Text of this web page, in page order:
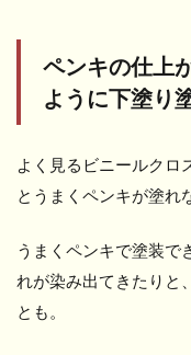
ペンキの仕上
ように下塗り
よく見るビニールクロ
とうまくペンキが塗れ
うまくペンキで塗装で
れが染み出てきたりと
とも。